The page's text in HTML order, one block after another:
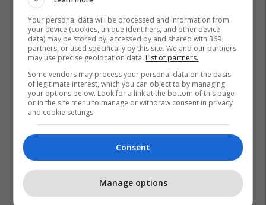
Your personal data will be processed and information from
your device (cookies, unique identifiers, and other device
data) may be stored by, accessed by and shared with 369
partners, or used specifically by this site. We and our partners
may use precise geolocation data. List of partners.
Some vendors may process your personal data on the basis
of legitimate interest, which you can object to by managing
your options below. Look for a link at the bottom of this page
or in the site menu to manage or withdraw consent in privacy
and cookie settings.
Consent
Manage options